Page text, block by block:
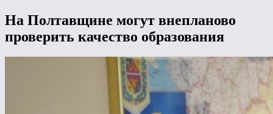
На Полтавщине могут внепланово
проверить качество образования